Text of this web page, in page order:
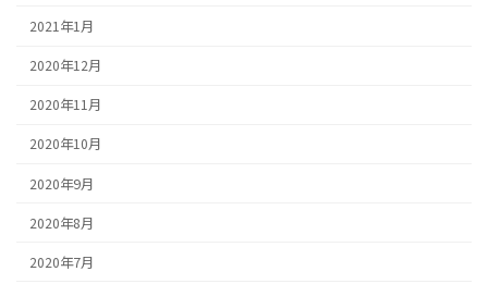
2021年1月
2020年12月
2020年11月
2020年10月
2020年9月
2020年8月
2020年7月